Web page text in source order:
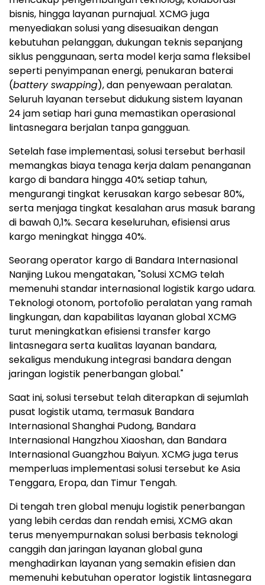
bisnis, hingga layanan purnajual. XCMG juga
menyediakan solusi yang disesuaikan dengan
kebutuhan pelanggan, dukungan teknis sepanjang
siklus penggunaan, serta model kerja sama fleksibel
seperti penyimpanan energi, penukaran baterai
(battery swapping), dan penyewaan peralatan.
Seluruh layanan tersebut didukung sistem layanan
24 jam setiap hari guna memastikan operasional
lintasnegara berjalan tanpa gangguan.
Setelah fase implementasi, solusi tersebut berhasil
memangkas biaya tenaga kerja dalam penanganan
kargo di bandara hingga 40% setiap tahun,
mengurangi tingkat kerusakan kargo sebesar 80%,
serta menjaga tingkat kesalahan arus masuk barang
di bawah 0,1%. Secara keseluruhan, efisiensi arus
kargo meningkat hingga 40%.
Seorang operator kargo di Bandara Internasional
Nanjing Lukou mengatakan, "Solusi XCMG telah
memenuhi standar internasional logistik kargo udara.
Teknologi otonom, portofolio peralatan yang ramah
lingkungan, dan kapabilitas layanan global XCMG
turut meningkatkan efisiensi transfer kargo
lintasnegara serta kualitas layanan bandara,
sekaligus mendukung integrasi bandara dengan
jaringan logistik penerbangan global."
Saat ini, solusi tersebut telah diterapkan di sejumlah
pusat logistik utama, termasuk Bandara
Internasional Shanghai Pudong, Bandara
Internasional Hangzhou Xiaoshan, dan Bandara
Internasional Guangzhou Baiyun. XCMG juga terus
memperluas implementasi solusi tersebut ke Asia
Tenggara, Eropa, dan Timur Tengah.
Di tengah tren global menuju logistik penerbangan
yang lebih cerdas dan rendah emisi, XCMG akan
terus menyempurnakan solusi berbasis teknologi
canggih dan jaringan layanan global guna
menghadirkan layanan yang semakin efisien dan
memenuhi kebutuhan operator logistik lintasnegara